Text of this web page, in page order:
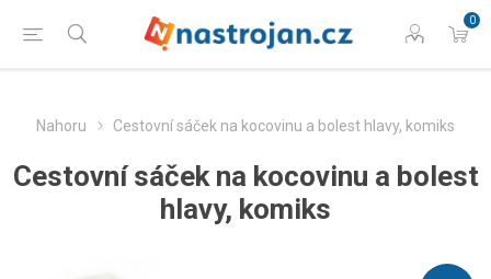
0
Nahoru Cestovní sáček na kocovinu a bolest hlavy, komiks
Cestovní sáček na kocovinu a bolest
hlavy, komiks